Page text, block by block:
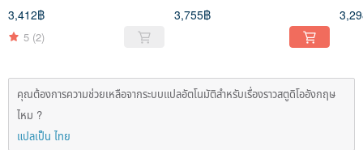
3,412฿
5 (2)
3,755฿
คุณต้องการความช่วยเหลือจากระบบแปลอัตโนมัติสำหรับเรื่องราวสตูดิโออังกฤษ
ไหม ?
แปลเป็น ไทย